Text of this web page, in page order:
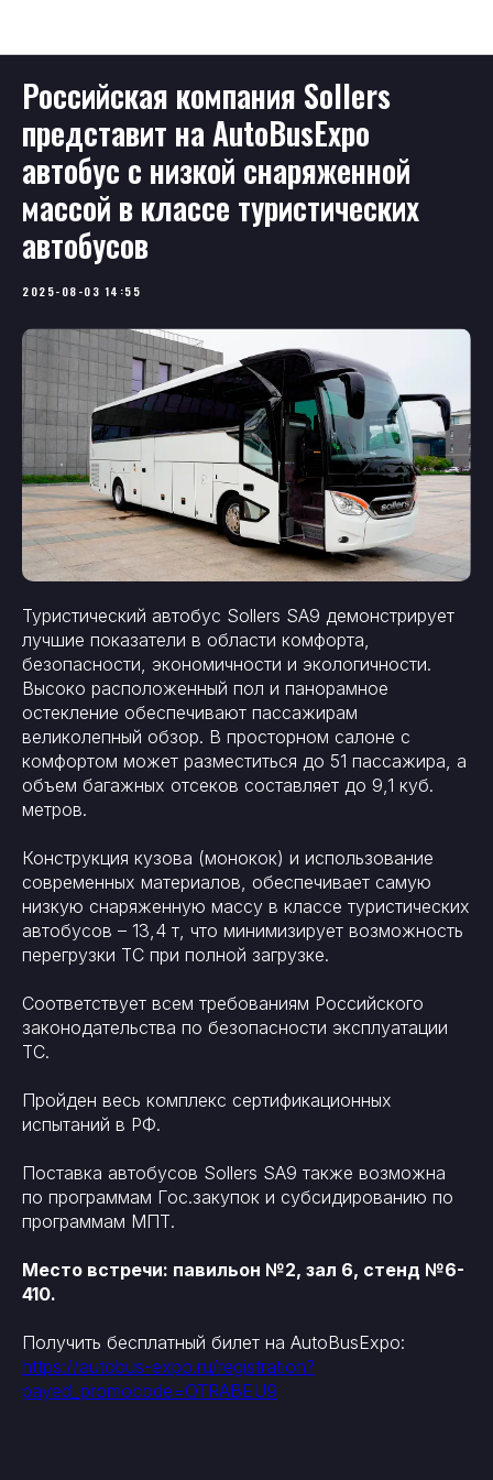
Российская компания Sollers
представит на AutoBusExpo
автобус с низкой снаряженной
массой в классе туристических
автобусов
2025-08-03 14:55
Туристический автобус Sollers SA9 демонстрирует
лучшие показатели в области комфорта,
безопасности, экономичности и экологичности.
Высоко расположенный пол и панорамное
остекление обеспечивают пассажирам
великолепный обзор. В просторном салоне с
комфортом может разместиться до 51 пассажира, а
объем багажных отсеков составляет до 9,1 куб.
метров.
Конструкция кузова (монокок) и использование
современных материалов, обеспечивает самую
низкую снаряженную массу в классе туристических
автобусов – 13,4 т, что минимизирует возможность
перегрузки ТС при полной загрузке.
Соответствует всем требованиям Российского
законодательства по безопасности эксплуатации
ТС.
Пройден весь комплекс сертификационных
испытаний в РФ.
Поставка автобусов Sollers SA9 также возможна
по программам Гос.закупок и субсидированию по
программам МПТ.
Место встречи: павильон №2, зал 6, стенд №6-
410.
Получить бесплатный билет на AutoBusExpo:
https://autobus-expo.ru/registration?
payed_promocode=OTRABEU9